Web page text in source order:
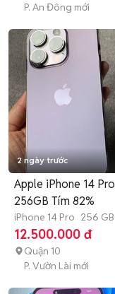
P. An Đông mới
2 ngày trước
Apple iPhone 14 Pro
256GB Tím 82%
iPhone 14 Pro 256 GB
12.500.000 đ
Quận 10
P. Vườn Lài mới